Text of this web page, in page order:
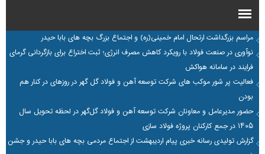
مراسم بزرگداشت ارتحال امام خمینی(ره) و اجتماع بزرگ بچه های بابا حیدر
نوآوری در صنعت فولاد با رویکرد کاهش مصرف انرژی؛ ثبت اختراع برای بازگردانی گرمای
فرایند در سامانه هواکش
فعالیت پر شور موکب های شرکت توسعه آهن و فولاد گل گهر در روزهای در کنار هم
بودن
حضور مدیرعامل و معاونان شرکت توسعه آهن و فولاد گل‌گهر در لحظه تحویل سال
۱۴۰۵ در جمع کارکنان پروژه فولاد سازی
گزارش تولیدی رسانه خبری پیام اردیبهشت از اجتماع مردمی بچه های بابا حیدر و جشن